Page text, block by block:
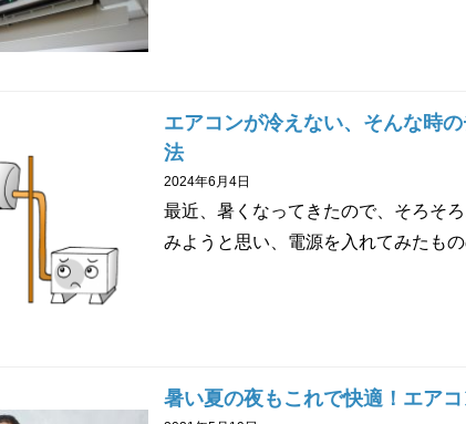
エアコンが冷えない、そんな時
法
2024年6月4日
最近、暑くなってきたので、そろそ
みようと思い、電源を入れてみたも
暑い夏の夜もこれで快適！エア